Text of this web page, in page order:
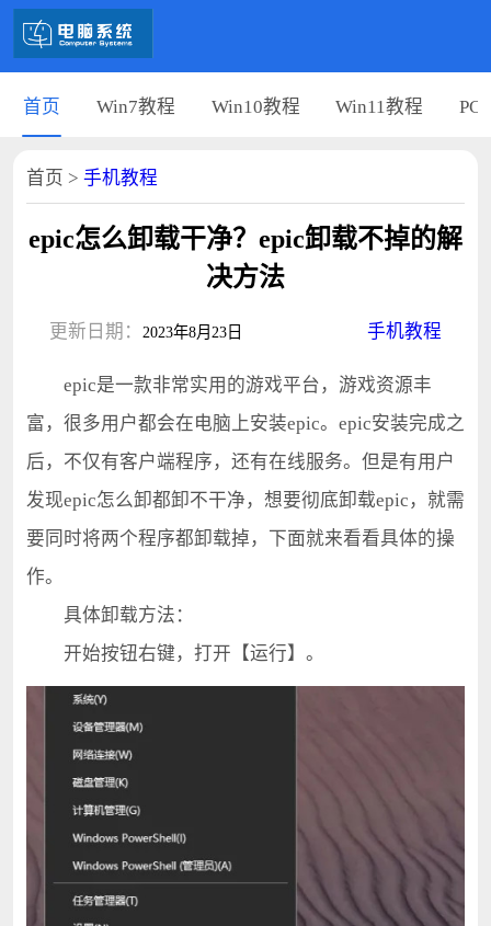
首页 Win7教程 Win10教程 Win11教程 PC
首页 > 手机教程
epic怎么卸载干净？epic卸载不掉的解
决方法
更新日期： 2023年8月23日 手机教程
epic是一款非常实用的游戏平台，游戏资源丰
富，很多用户都会在电脑上安装epic。epic安装完成之
后，不仅有客户端程序，还有在线服务。但是有用户
发现epic怎么卸都卸不干净，想要彻底卸载epic，就需
要同时将两个程序都卸载掉，下面就来看看具体的操
作。
具体卸载方法：
开始按钮右键，打开【运行】。